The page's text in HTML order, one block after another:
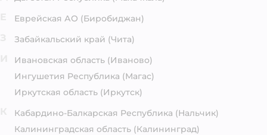
Еврейская АО (Биробиджан)
Забайкальский край (Чита)
Ивановская область (Иваново)
Ингушетия Республика (Магас)
Иркутская область (Иркутск)
Кабардино-Балкарская Республика (Нальчик)
Калининградская область (Калининград)